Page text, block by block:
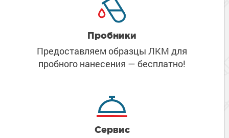
Пробники
Предоставляем образцы ЛКМ для
пробного нанесения — бесплатно!
Сервис